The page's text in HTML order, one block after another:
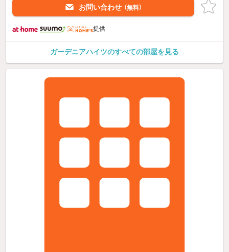
お問い合わせ （無料）
提供
ガーデニアハイツのすべての部屋を見る